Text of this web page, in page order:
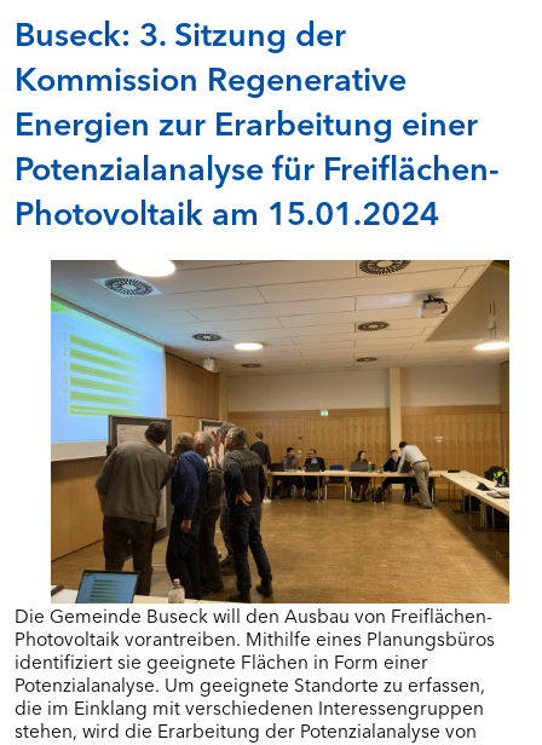
Buseck: 3. Sitzung der
Kommission Regenerative
Energien zur Erarbeitung einer
Potenzialanalyse für Freiflächen-
Photovoltaik am 15.01.2024
Die Gemeinde Buseck will den Ausbau von Freiflächen-
Photovoltaik vorantreiben. Mithilfe eines Planungsbüros
identifiziert sie geeignete Flächen in Form einer
Potenzialanalyse. Um geeignete Standorte zu erfassen,
die im Einklang mit verschiedenen Interessengruppen
stehen, wird die Erarbeitung der Potenzialanalyse von